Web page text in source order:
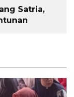
Satria,